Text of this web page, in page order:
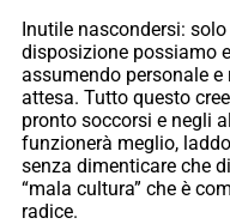
Inutile nascondersi:
disposizione possiamo
assumendo personale
attesa. Tutto questo
pronto soccorsi e negli
funzionerà meglio,
senza dimenticare che
“mala cultura” che è
radice.